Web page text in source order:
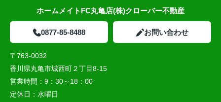
ホームメイトFC丸亀店(株)クローバー不動産
0877-85-8488 お問い合わせ
〒763-0032
香川県丸亀市城西町２丁目8-15
営業時間： 9：30～18：00
定休日： 水曜日